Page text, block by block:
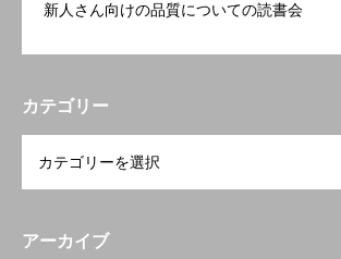
新人さん向けの品質についての読書会
カテゴリー
アーカイブ